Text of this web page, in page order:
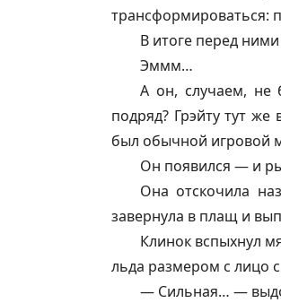
трансформироваться:
В итоге перед
Эммм…
А он, случаем, не
подряд? Грэйту тут
был обычной игровой
Он появился — и
Она отскочила
завернула в плащ и
Клинок вспыхнул
льда размером с лицо
— Сильная… —